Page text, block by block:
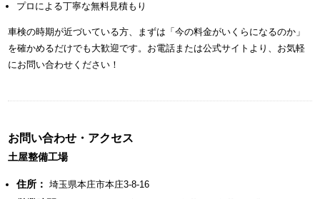
プロによる丁寧な無料見積もり
車検の時期が近づいている方、まずは「今の料金がいくらになるのか」
を確かめるだけでも大歓迎です。お電話または公式サイトより、お気軽
にお問い合わせください！
お問い合わせ・アクセス
土屋整備工場
住所： 埼玉県本庄市本庄3-8-16